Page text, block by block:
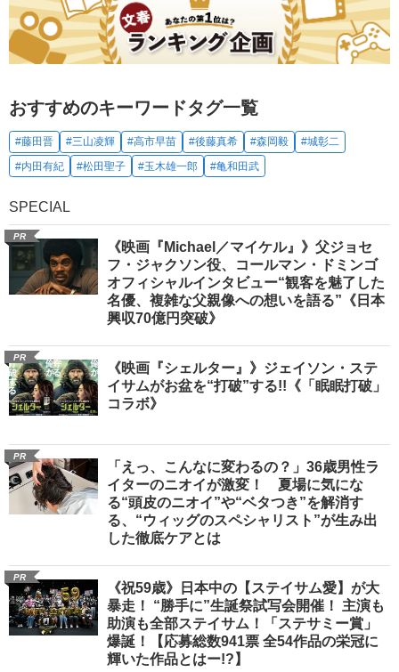
おすすめのキーワードタグ一覧
#藤田晋 #三山凌輝 #高市早苗 #後藤真希 #森岡毅
#城彰二
#内田有紀
#松田聖子 #玉木雄一郎 #亀和田武
SPECIAL
PR
《映画『Michael／マイケル』》父ジョセ
フ・ジャクソン役、コールマン・ドミンゴ
オフィシャルインタビュー“観客を魅了した
名優、複雑な父親像への想いを語る”《日本
興収70億円突破》
PR
《映画『シェルター』》ジェイソン・ステ
イサムがお盆を“打破”する!!《「眠眠打破」
コラボ》
PR
「えっ、こんなに変わるの？」36歳男性ラ
イターのニオイが激変！ 夏場に気にな
る“頭皮のニオイ”や“ベタつき”を解消す
る、“ウィッグのスペシャリスト”が生み出
した徹底ケアとは
PR
《祝59歳》日本中の【ステイサム愛】が大
暴走！ “勝手に”生誕祭試写会開催！ 主演も
助演も全部ステイサム！「ステサミー賞」
爆誕！【応募総数941票 全54作品の栄冠に
輝いた作品とはー!?】